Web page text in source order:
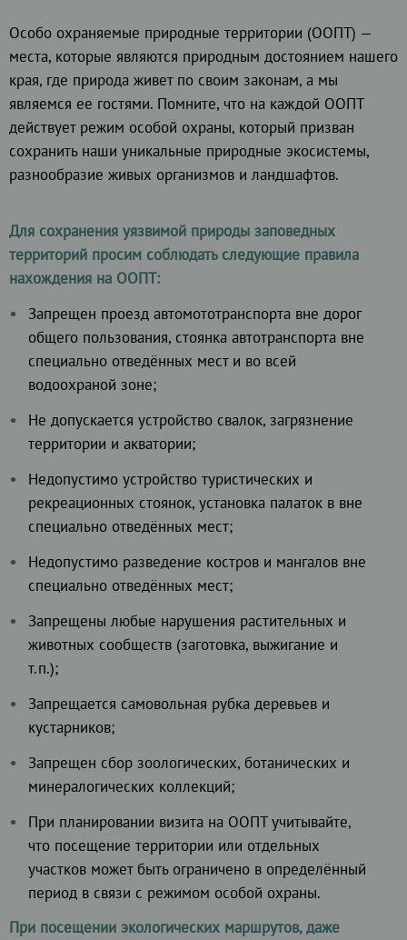
Особо охраняемые природные территории (ООПТ) —
места, которые являются природным достоянием нашего
края, где природа живет по своим законам, а мы
являемся ее гостями. Помните, что на каждой ООПТ
действует режим особой охраны, который призван
сохранить наши уникальные природные экосистемы,
разнообразие живых организмов и ландшафтов.
Для сохранения уязвимой природы заповедных
территорий просим соблюдать следующие правила
нахождения на ООПТ:
Запрещен проезд автомототранспорта вне дорог
общего пользования, стоянка автотранспорта вне
специально отведённых мест и во всей
водоохраной зоне;
Не допускается устройство свалок, загрязнение
территории и акватории;
Недопустимо устройство туристических и
рекреационных стоянок, установка палаток в вне
специально отведённых мест;
Недопустимо разведение костров и мангалов вне
специально отведённых мест;
Запрещены любые нарушения растительных и
животных сообществ (заготовка, выжигание и
т.п.);
Запрещается самовольная рубка деревьев и
кустарников;
Запрещен сбор зоологических, ботанических и
минералогических коллекций;
При планировании визита на ООПТ учитывайте,
что посещение территории или отдельных
участков может быть ограничено в определённый
период в связи с режимом особой охраны.
При посещении экологических маршрутов, даже